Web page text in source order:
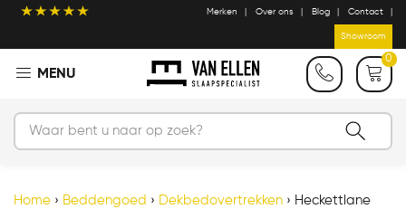
Merken Over ons Blog Contact
Showroom
0
Home › Beddengoed › Dekbedovertrekken › Heckettlane